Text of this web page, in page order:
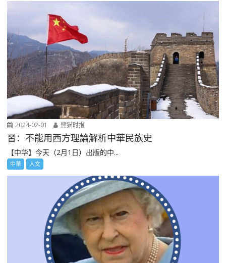
2024-02-01 熊猫时报
習：不能用西方理論解析中華民族史
【中华】今天（2月1日）出版的中...
中華 人文